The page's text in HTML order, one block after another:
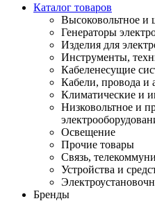
Каталог товаров
Высоковольтное и
Генераторы
Изделия для
Инструменты,
Кабеленесущие
Кабели, провода и
Климатические и
Низковольтное и
Освещение
Прочие товары
Связь,
Устройства и
Бренды